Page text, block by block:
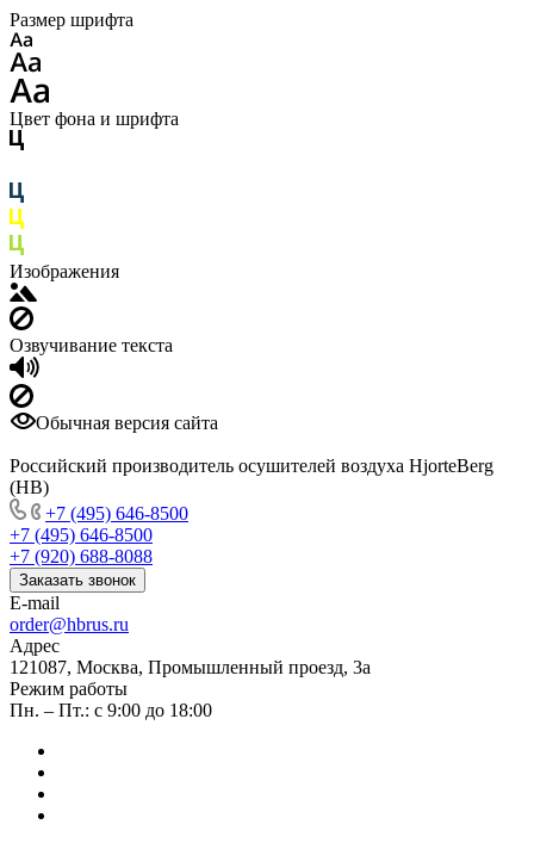
Размер шрифта
Цвет фона и шрифта
Изображения
Озвучивание текста
Обычная версия сайта
Российский производитель осушителей воздуха HjorteBerg
(HB)
+7 (495) 646-8500
+7 (495) 646-8500
+7 (920) 688-8088
Заказать звонок
E-mail
order@hbrus.ru
Адрес
121087, Москва, Промышленный проезд, 3а
Режим работы
Пн. – Пт.: с 9:00 до 18:00